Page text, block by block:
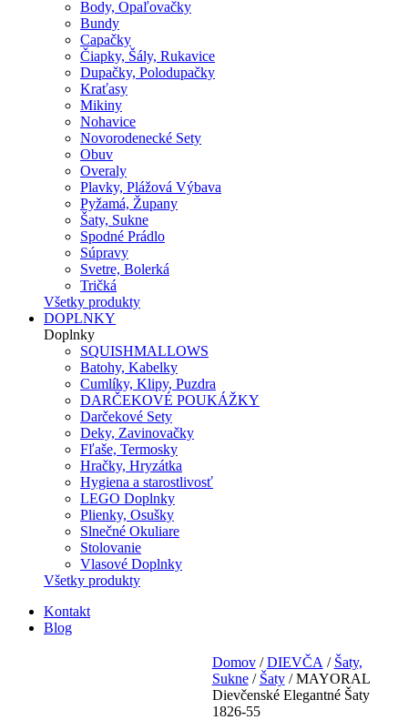
Body, Opaľovačky
Bundy
Capačky
Čiapky, Šály, Rukavice
Dupačky, Polodupačky
Kraťasy
Mikiny
Nohavice
Novorodenecké Sety
Obuv
Overaly
Plavky, Plážová Výbava
Pyžamá, Župany
Šaty, Sukne
Spodné Prádlo
Súpravy
Svetre, Bolerká
Tričká
Všetky produkty
DOPLNKY
Doplnky
SQUISHMALLOWS
Batohy, Kabelky
Cumlíky, Klipy, Puzdra
DARČEKOVÉ POUKÁŽKY
Darčekové Sety
Deky, Zavinovačky
Fľaše, Termosky
Hračky, Hryzátka
Hygiena a starostlivosť
LEGO Doplnky
Plienky, Osušky
Slnečné Okuliare
Stolovanie
Vlasové Doplnky
Všetky produkty
Kontakt
Blog
Domov/DIEVČA / Šaty,
Sukne/ Šaty/ MAYORAL
Dievčenské Elegantné Šaty
1826-55